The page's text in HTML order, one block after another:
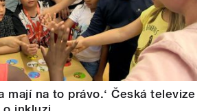
mají na to právo.‘ Česká televize